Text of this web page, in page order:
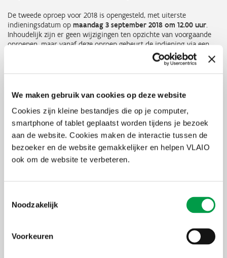
We maken gebruik van cookies op deze website
Cookies zijn kleine bestandjes die op je computer,
smartphone of tablet geplaatst worden tijdens je bezoek
aan de website. Cookies maken de interactie tussen de
bezoeker en de website gemakkelijker en helpen VLAIO
ook om de website te verbeteren.
Noodzakelijk
Voorkeuren
De tweede oproep voor 2018 is opengesteld, met uiterste
indieningsdatum op maandag 3 september 2018 om 12.00 uur.
Inhoudelijk zijn er geen wijzigingen ten opzichte van voorgaande
oproepen, maar vanaf deze oproep gebeurt de indiening via een
online module. De online module zal voor 15 juli beschikbaar zijn.
Het doel van deinnovatiemandatenis om strategisch
onderzoeksresultaten naar het bedrijfsleven, hetzij naar een
bestaand bedrijf, hetzij naar een nieuw op te richten spin-off
bedrijf. Meer informatie is te vinden in de handleiding
Innovatiemandaten.
Hoe maak je een projectaanvraag?
geldt dat de begroting dient opgemaakt te worden aan de hand van
de Excel-template die hiervoor ter beschikking staat. Voor de
tevens een bedrijfsinformatiefiche opgemaakt te worden.Alle
documenten vind je hier op de website